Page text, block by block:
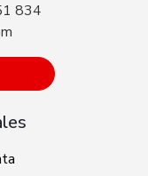
834